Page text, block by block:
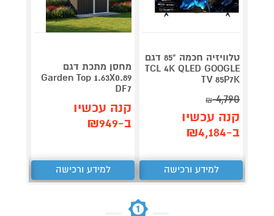
טלוויזיה חכמה "85 דגם
TCL 4K QLED GOOGLE
TV 85P7K
4,790
₪
קנה עכשיו
ב-₪4,184
למידע ורכישה
מחסן מתכת דגם
Garden Top 1.63X0.89
DF7
קנה עכשיו
ב-₪949
למידע ורכישה